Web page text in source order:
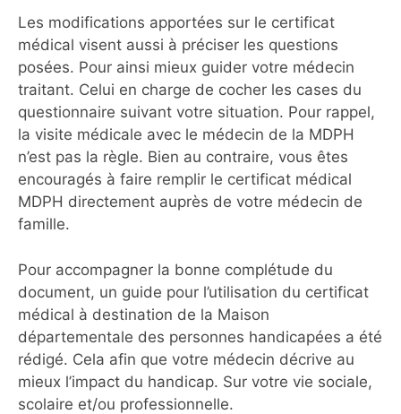
Les modifications apportées sur le certificat
médical visent aussi à préciser les questions
posées. Pour ainsi mieux guider votre médecin
traitant. Celui en charge de cocher les cases du
questionnaire suivant votre situation. Pour rappel,
la visite médicale avec le médecin de la MDPH
n’est pas la règle. Bien au contraire, vous êtes
encouragés à faire remplir le certificat médical
MDPH directement auprès de votre médecin de
famille.
Pour accompagner la bonne complétude du
document, un guide pour l’utilisation du certificat
médical à destination de la Maison
départementale des personnes handicapées a été
rédigé. Cela afin que votre médecin décrive au
mieux l’impact du handicap. Sur votre vie sociale,
scolaire et/ou professionnelle.